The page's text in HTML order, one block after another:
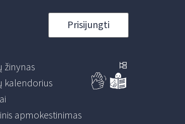
Prisijungti
žinynas
kalendorius
apmokestinimas